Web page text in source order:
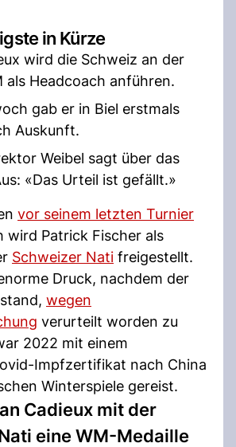
in Kürze
wird die Schweiz an der
als Headcoach anführen.
gab er in Biel erstmals
Auskunft.
Weibel sagt über das
«Das Urteil ist gefällt.»
vor seinem letzten Turnier
wird Patrick Fischer als
Schweizer Nati freigestellt.
Druck, nachdem der
wegen
verurteilt worden zu
2022 mit einem
Impfzertifikat nach China
Winterspiele gereist.
Cadieux mit der
eine WM-Medaille